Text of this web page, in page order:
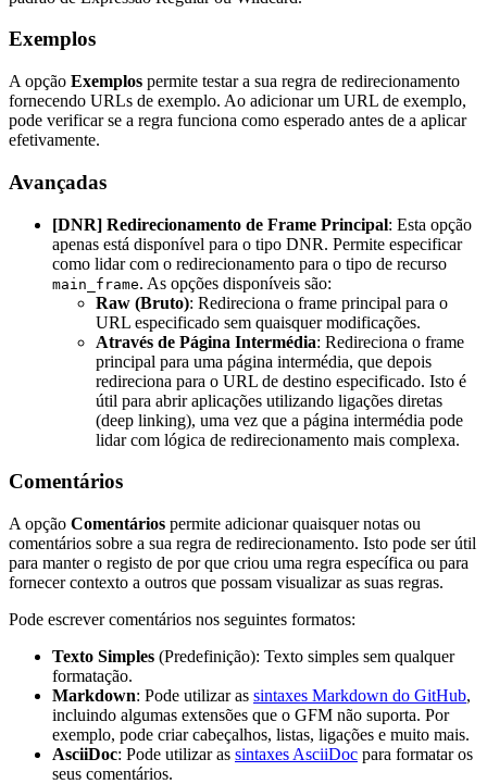
Exemplos
A opção Exemplos permite testar a sua regra de redirecionamento
fornecendo URLs de exemplo. Ao adicionar um URL de exemplo,
pode verificar se a regra funciona como esperado antes de a aplicar
efetivamente.
Avançadas
[DNR] Redirecionamento de Frame Principal: Esta opção
apenas está disponível para o tipo DNR. Permite especificar
como lidar com o redirecionamento para o tipo de recurso
main_frame. As opções disponíveis são:
Raw (Bruto): Redireciona o frame principal para o
URL especificado sem quaisquer modificações.
Através de Página Intermédia: Redireciona o frame
principal para uma página intermédia, que depois
redireciona para o URL de destino especificado. Isto é
útil para abrir aplicações utilizando ligações diretas
(deep linking), uma vez que a página intermédia pode
lidar com lógica de redirecionamento mais complexa.
Comentários
A opção Comentários permite adicionar quaisquer notas ou
comentários sobre a sua regra de redirecionamento. Isto pode ser útil
para manter o registo de por que criou uma regra específica ou para
fornecer contexto a outros que possam visualizar as suas regras.
Pode escrever comentários nos seguintes formatos:
Texto Simples (Predefinição): Texto simples sem qualquer
formatação.
Markdown: Pode utilizar as sintaxes Markdown do GitHub,
incluindo algumas extensões que o GFM não suporta. Por
exemplo, pode criar cabeçalhos, listas, ligações e muito mais.
AsciiDoc: Pode utilizar as sintaxes AsciiDoc para formatar os
seus comentários.